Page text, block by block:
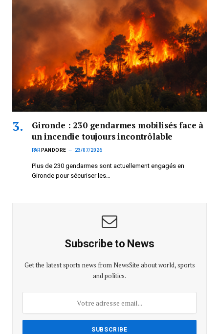
Gironde : 230 gendarmes mobilisés face à
un incendie toujours incontrôlable
PAR PANDORE 23/07/2026
Plus de 230 gendarmes sont actuellement engagés en
Gironde pour sécuriser les…
Subscribe to News
Get the latest sports news from NewsSite about world, sports
and politics.